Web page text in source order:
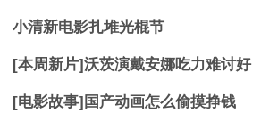
小清新电影扎堆光棍节
[本周新片]沃茨演戴安娜吃力难讨好
[电影故事]国产动画怎么偷摸挣钱